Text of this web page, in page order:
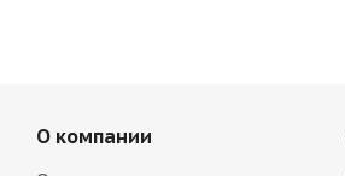
О компании